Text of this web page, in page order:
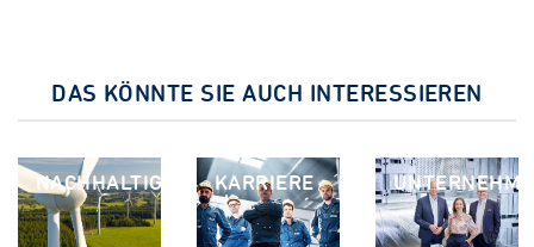
DAS KÖNNTE SIE AUCH INTERESSIEREN
NACHHALTIGKEIT KARRIERE